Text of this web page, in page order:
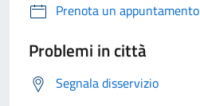
Prenota un appuntamento
Problemi in città
Segnala disservizio